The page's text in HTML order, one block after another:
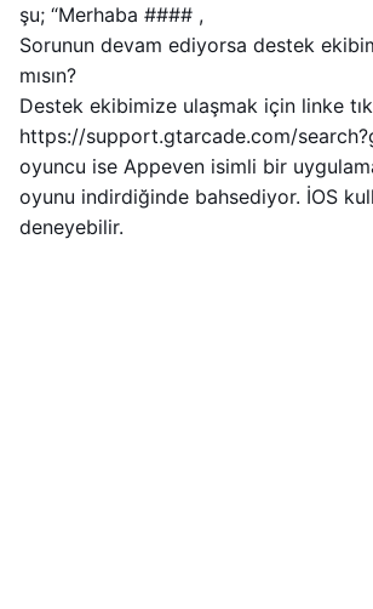
şu; “Merhaba #### ,
Sorunun devam ediyorsa destek
mısın?
Destek ekibimize ulaşmak için linke
https://support.gtarcade.com/
oyuncu ise Appeven isimli bir
oyunu indirdiğinde bahsediyor. İOS
deneyebilir.